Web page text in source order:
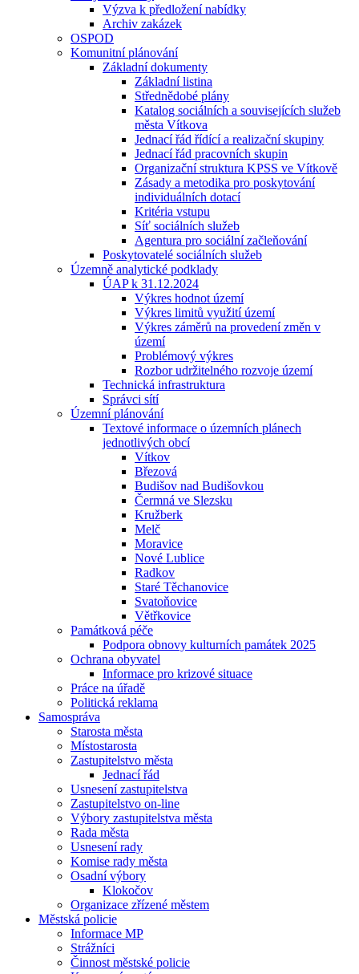
Výzva k předložení nabídky
Archiv zakázek
OSPOD
Komunitní plánování
Základní dokumenty
Základní listina
Střednědobé plány
Katalog sociálních a souvisejících služeb
města Vítkova
Jednací řád řídící a realizační skupiny
Jednací řád pracovních skupin
Organizační struktura KPSS ve Vítkově
Zásady a metodika pro poskytování
individuálních dotací
Kritéria vstupu
Síť sociálních služeb
Agentura pro sociální začleňování
Poskytovatelé sociálních služeb
Územně analytické podklady
ÚAP k 31.12.2024
Výkres hodnot území
Výkres limitů využití území
Výkres záměrů na provedení změn v
území
Problémový výkres
Rozbor udržitelného rozvoje území
Technická infrastruktura
Správci sítí
Územní plánování
Textové informace o územních plánech
jednotlivých obcí
Vítkov
Březová
Budišov nad Budišovkou
Čermná ve Slezsku
Kružberk
Melč
Moravice
Nové Lublice
Radkov
Staré Těchanovice
Svatoňovice
Větřkovice
Památková péče
Podpora obnovy kulturních památek 2025
Ochrana obyvatel
Informace pro krizové situace
Práce na úřadě
Politická reklama
Samospráva
Starosta města
Místostarosta
Zastupitelstvo města
Jednací řád
Usnesení zastupitelstva
Zastupitelstvo on-line
Výbory zastupitelstva města
Rada města
Usnesení rady
Komise rady města
Osadní výbory
Klokočov
Organizace zřízené městem
Městská policie
Informace MP
Strážníci
Činnost městské policie